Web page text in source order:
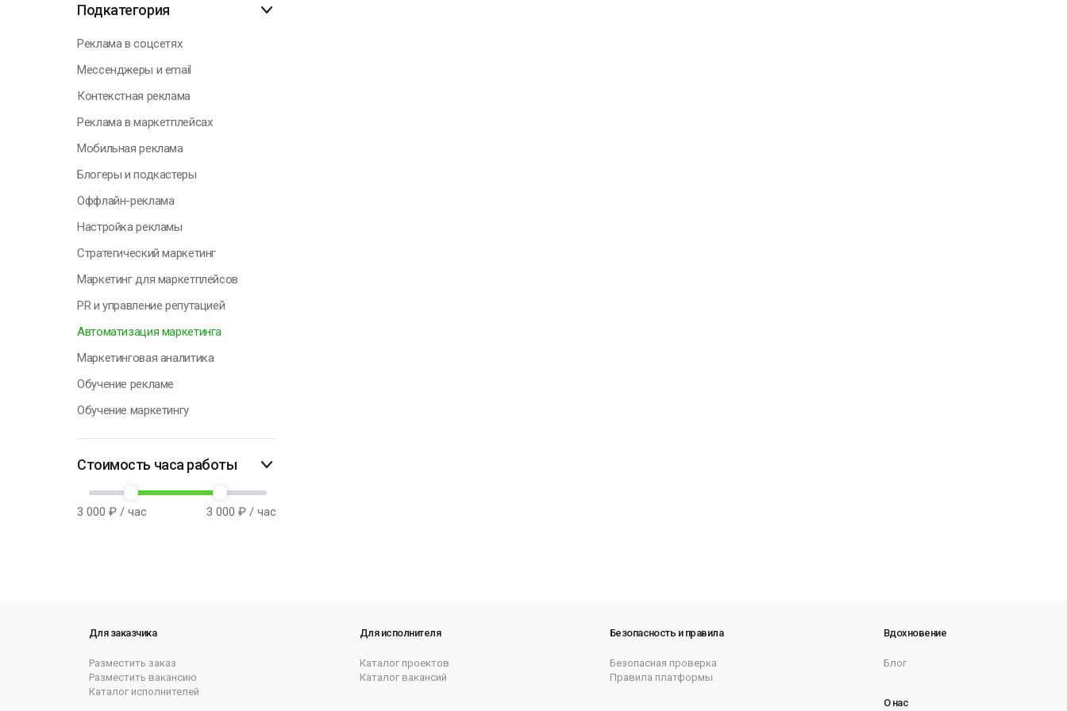
Подкатегория
Реклама в соцсетях
Мессенджеры и email
Контекстная реклама
Реклама в маркетплейсах
Мобильная реклама
Блогеры и подкастеры
Оффлайн-реклама
Настройка рекламы
Стратегический маркетинг
Маркетинг для маркетплейсов
PR и управление репутацией
Автоматизация маркетинга
Маркетинговая аналитика
Обучение рекламе
Обучение маркетингу
Стоимость часа работы
3 000 ₽ / час 3 000 ₽ / час
Для заказчика
Разместить заказ
Разместить вакансию
Каталог исполнителей
Для исполнителя
Каталог проектов
Каталог вакансий
Безопасность и правила
Безопасная проверка
Правила платформы
Вдохновение
Блог
О нас